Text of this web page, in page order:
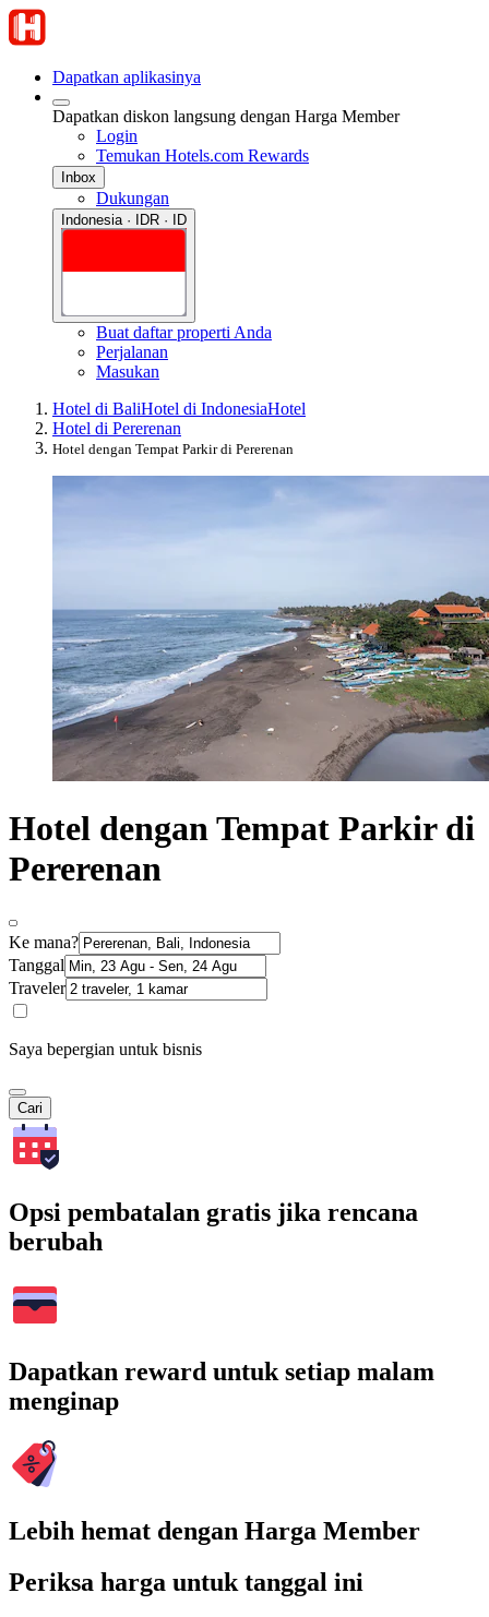
Dapatkan aplikasinya
Dapatkan diskon langsung dengan Harga Member
Login
Temukan Hotels.com Rewards
Inbox
Dukungan
Indonesia · IDR · ID
Buat daftar properti Anda
Perjalanan
Masukan
Hotel di BaliHotel di IndonesiaHotel
Hotel di Pererenan
Hotel dengan Tempat Parkir di Pererenan
Hotel dengan Tempat Parkir di
Pererenan
Ke mana?
Tanggal
Traveler
Saya bepergian untuk bisnis
Cari
Opsi pembatalan gratis jika rencana
berubah
Dapatkan reward untuk setiap malam
menginap
Lebih hemat dengan Harga Member
Periksa harga untuk tanggal ini